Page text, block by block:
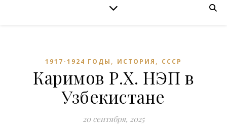
1917-1924 ГОДЫ , ИСТОРИЯ , СССР
Каримов Р.Х. НЭП в
Узбекистане
20 сентября, 2025